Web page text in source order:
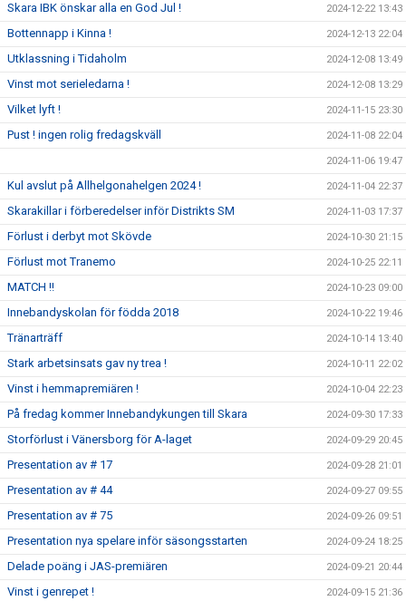
Skara IBK önskar alla en God Jul ! 2024-12-22 13:43
Bottennapp i Kinna ! 2024-12-13 22:04
Utklassning i Tidaholm 2024-12-08 13:49
Vinst mot serieledarna ! 2024-12-08 13:29
Vilket lyft ! 2024-11-15 23:30
Pust ! ingen rolig fredagskväll 2024-11-08 22:04
2024-11-06 19:47
Kul avslut på Allhelgonahelgen 2024 ! 2024-11-04 22:37
Skarakillar i förberedelser inför Distrikts SM 2024-11-03 17:37
Förlust i derbyt mot Skövde 2024-10-30 21:15
Förlust mot Tranemo 2024-10-25 22:11
MATCH !! 2024-10-23 09:00
Innebandyskolan för födda 2018 2024-10-22 19:46
Tränarträff 2024-10-14 13:40
Stark arbetsinsats gav ny trea ! 2024-10-11 22:02
Vinst i hemmapremiären ! 2024-10-04 22:23
På fredag kommer Innebandykungen till Skara 2024-09-30 17:33
Storförlust i Vänersborg för A-laget 2024-09-29 20:45
Presentation av # 17 2024-09-28 21:01
Presentation av # 44 2024-09-27 09:55
Presentation av # 75 2024-09-26 09:51
Presentation nya spelare inför säsongsstarten 2024-09-24 18:25
Delade poäng i JAS-premiären 2024-09-21 20:44
Vinst i genrepet ! 2024-09-15 21:36